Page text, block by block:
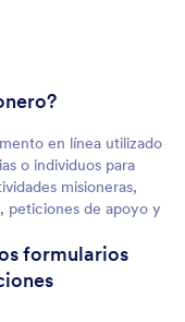
en línea utilizado
o individuos para
misioneras,
peticiones de apoyo y
formularios